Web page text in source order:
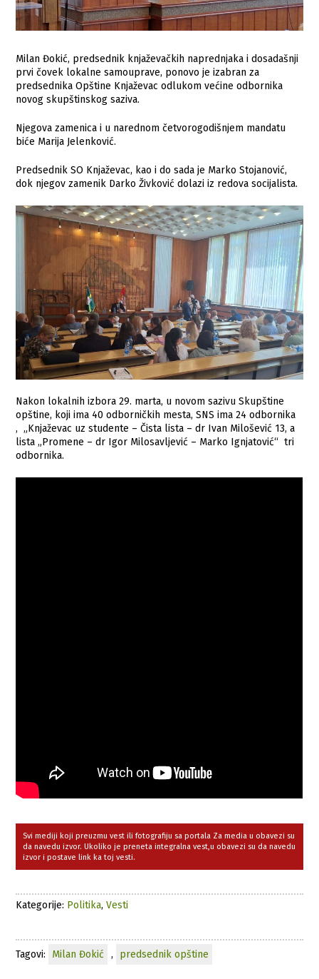
Milan Đokić, predsednik knjaževačkih naprednjaka i dosadašnji
prvi čovek lokalne samouprave, ponovo je izabran za
predsednika Opštine Knjaževac odlukom većine odbornika
novog skupštinskog saziva.
Njegova zamenica i u narednom četvorogodišnjem mandatu
biće Marija Jelenković.
Predsednik SO Knjaževac, kao i do sada je Marko Stojanović,
dok njegov zamenik Darko Živković dolazi iz redova socijalista.
Nakon lokalnih izbora 29. marta, u novom sazivu Skupštine
opštine, koji ima 40 odborničkih mesta, SNS ima 24 odbornika
, „Knjaževac uz studente – Čista lista – dr Ivan Milošević 13, a
lista „Promene – dr Igor Milosavljević – Marko Ignjatović“ tri
odbornika.
Svi mediji koji preuzmu vest ili fotografiju sa portala Za media u obavezi su
da navedu izvor. Ukoliko je preneta integralna vest,u obavezi su da navedu
izvor i postave link ka toj vesti.
Kategorije: Politika,Vesti
Tagovi: Milan Đokić , predsednik opštine